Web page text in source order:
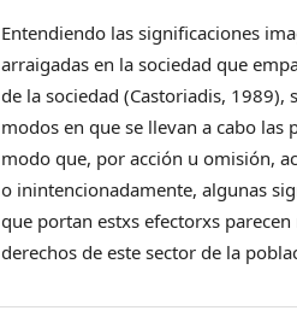
Entendiendo las significaciones
arraigadas en la sociedad que
de la sociedad (Castoriadis, 1989),
modos en que se llevan a cabo las
modo que, por acción u omisión,
o inintencionadamente, algunas
que portan estxs efectorxs
derechos de este sector de la